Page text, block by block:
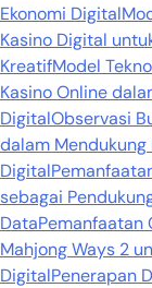
Ekonomi Digital
Kasino Digital
KreatifModel
Kasino Online
DigitalObservasi
dalam Mendukung
Digital
sebagai
DataPemanfaatan
Mahjong Ways 2
DigitalPenerapan